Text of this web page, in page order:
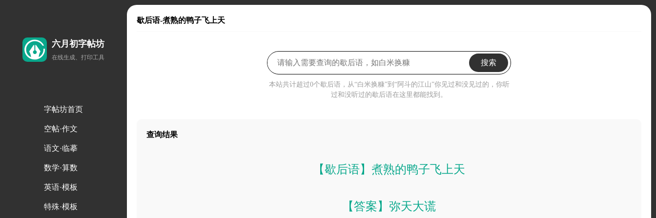
六月初字帖坊
在线生成、打印工具
字帖坊首页
空帖·作文
语文·临摹
数学·算数
英语·模板
特殊·模板
歇后语-煮熟的鸭子飞上天
搜索
本站共计超过0个歇后语，从“白米换糠”到“阿斗的江山”你见过和没见过的，你听
过和没听过的歇后语在这里都能找到。
查询结果
【歇后语】煮熟的鸭子飞上天
【答案】弥天大谎